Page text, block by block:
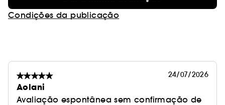
Condições da publicação
24/07/2026
Aolani
Avaliação espontânea sem confirmação de